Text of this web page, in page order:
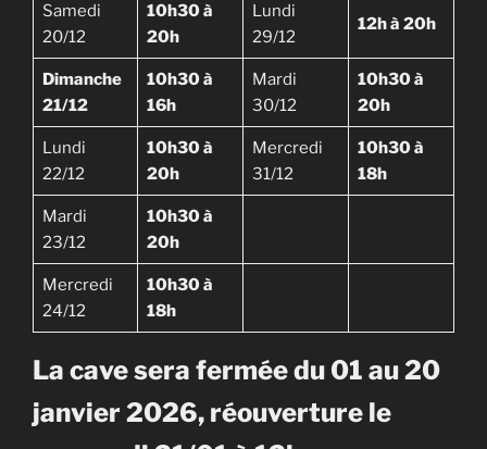
Samedi
20/12
10h30 à
20h
Lundi
29/12
12h à 20h
Dimanche
21/12
10h30 à
16h
Mardi
30/12
10h30 à
20h
Lundi
22/12
10h30 à
20h
Mercredi
31/12
10h30 à
18h
Mardi
23/12
10h30 à
20h
Mercredi
24/12
10h30 à
18h
La cave sera fermée du 01 au 20
janvier 2026, réouverture le